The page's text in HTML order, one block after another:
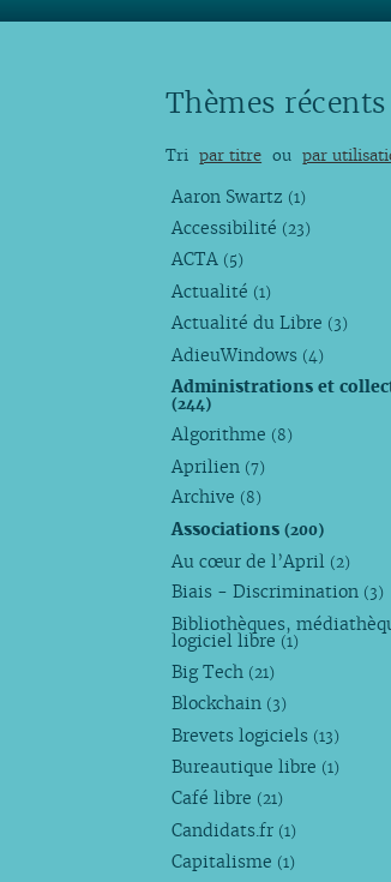
Thèmes récents
Tri par titre ou par
Aaron Swartz (1)
Accessibilité (23)
ACTA (5)
Actualité (1)
Actualité du Libre (3)
AdieuWindows (4)
Administrations et
(244)
Algorithme (8)
Aprilien (7)
Archive (8)
Associations(200)
Au cœur de l’April (2)
Biais - Discrimination (3)
Bibliothèques,
logiciel libre (1)
Big Tech (21)
Blockchain (3)
Brevets logiciels (13)
Bureautique libre (1)
Café libre (21)
Candidats.fr (1)
Capitalisme (1)